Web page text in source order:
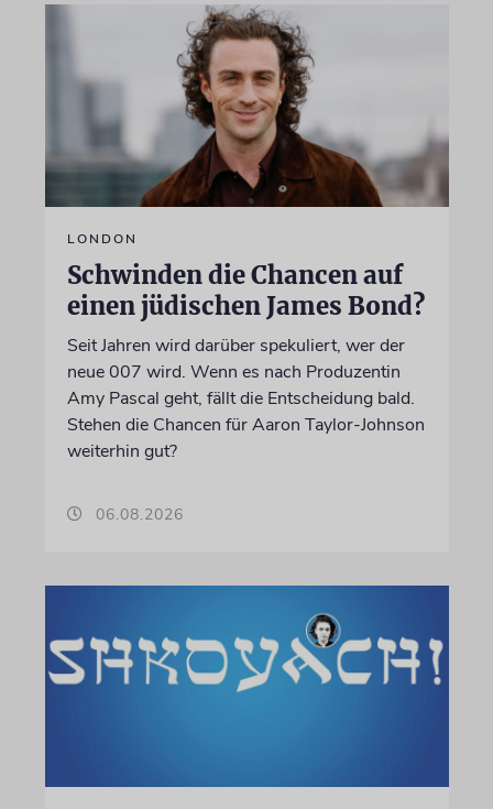
LONDON
Schwinden die Chancen auf
einen jüdischen James Bond?
Seit Jahren wird darüber spekuliert, wer der
neue 007 wird. Wenn es nach Produzentin
Amy Pascal geht, fällt die Entscheidung bald.
Stehen die Chancen für Aaron Taylor-Johnson
weiterhin gut?
06.08.2026